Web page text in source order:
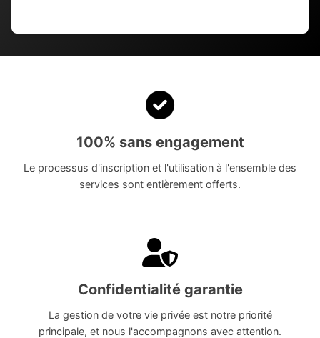
100% sans engagement
Le processus d'inscription et l'utilisation à l'ensemble des
services sont entièrement offerts.
Confidentialité garantie
La gestion de votre vie privée est notre priorité
principale, et nous l'accompagnons avec attention.